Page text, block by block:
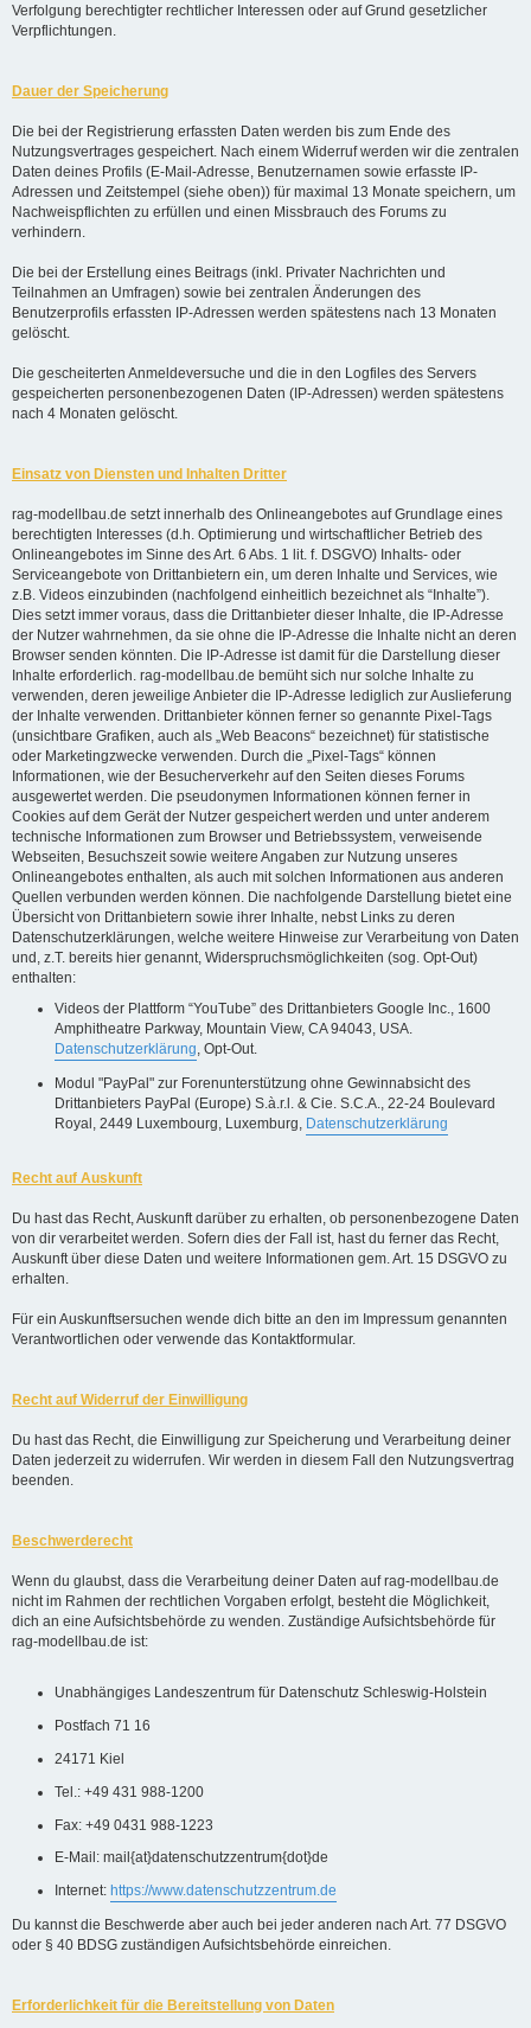
Verfolgung berechtigter rechtlicher Interessen oder auf Grund gesetzlicher
Verpflichtungen.
Dauer der Speicherung
Die bei der Registrierung erfassten Daten werden bis zum Ende des
Nutzungsvertrages gespeichert. Nach einem Widerruf werden wir die zentralen
Daten deines Profils (E-Mail-Adresse, Benutzernamen sowie erfasste IP-
Adressen und Zeitstempel (siehe oben)) für maximal 13 Monate speichern, um
Nachweispflichten zu erfüllen und einen Missbrauch des Forums zu
verhindern.
Die bei der Erstellung eines Beitrags (inkl. Privater Nachrichten und
Teilnahmen an Umfragen) sowie bei zentralen Änderungen des
Benutzerprofils erfassten IP-Adressen werden spätestens nach 13 Monaten
gelöscht.
Die gescheiterten Anmeldeversuche und die in den Logfiles des Servers
gespeicherten personenbezogenen Daten (IP-Adressen) werden spätestens
nach 4 Monaten gelöscht.
Einsatz von Diensten und Inhalten Dritter
rag-modellbau.de setzt innerhalb des Onlineangebotes auf Grundlage eines
berechtigten Interesses (d.h. Optimierung und wirtschaftlicher Betrieb des
Onlineangebotes im Sinne des Art. 6 Abs. 1 lit. f. DSGVO) Inhalts- oder
Serviceangebote von Drittanbietern ein, um deren Inhalte und Services, wie
z.B. Videos einzubinden (nachfolgend einheitlich bezeichnet als “Inhalte”).
Dies setzt immer voraus, dass die Drittanbieter dieser Inhalte, die IP-Adresse
der Nutzer wahrnehmen, da sie ohne die IP-Adresse die Inhalte nicht an deren
Browser senden könnten. Die IP-Adresse ist damit für die Darstellung dieser
Inhalte erforderlich. rag-modellbau.de bemüht sich nur solche Inhalte zu
verwenden, deren jeweilige Anbieter die IP-Adresse lediglich zur Auslieferung
der Inhalte verwenden. Drittanbieter können ferner so genannte Pixel-Tags
(unsichtbare Grafiken, auch als „Web Beacons“ bezeichnet) für statistische
oder Marketingzwecke verwenden. Durch die „Pixel-Tags“ können
Informationen, wie der Besucherverkehr auf den Seiten dieses Forums
ausgewertet werden. Die pseudonymen Informationen können ferner in
Cookies auf dem Gerät der Nutzer gespeichert werden und unter anderem
technische Informationen zum Browser und Betriebssystem, verweisende
Webseiten, Besuchszeit sowie weitere Angaben zur Nutzung unseres
Onlineangebotes enthalten, als auch mit solchen Informationen aus anderen
Quellen verbunden werden können. Die nachfolgende Darstellung bietet eine
Übersicht von Drittanbietern sowie ihrer Inhalte, nebst Links zu deren
Datenschutzerklärungen, welche weitere Hinweise zur Verarbeitung von Daten
und, z.T. bereits hier genannt, Widerspruchsmöglichkeiten (sog. Opt-Out)
enthalten:
Videos der Plattform “YouTube” des Drittanbieters Google Inc., 1600
Amphitheatre Parkway, Mountain View, CA 94043, USA.
Datenschutzerklärung, Opt-Out.
Modul "PayPal" zur Forenunterstützung ohne Gewinnabsicht des
Drittanbieters PayPal (Europe) S.à.r.l. & Cie. S.C.A., 22-24 Boulevard
Royal, 2449 Luxembourg, Luxemburg, Datenschutzerklärung
Recht auf Auskunft
Du hast das Recht, Auskunft darüber zu erhalten, ob personenbezogene Daten
von dir verarbeitet werden. Sofern dies der Fall ist, hast du ferner das Recht,
Auskunft über diese Daten und weitere Informationen gem. Art. 15 DSGVO zu
erhalten.
Für ein Auskunftsersuchen wende dich bitte an den im Impressum genannten
Verantwortlichen oder verwende das Kontaktformular.
Recht auf Widerruf der Einwilligung
Du hast das Recht, die Einwilligung zur Speicherung und Verarbeitung deiner
Daten jederzeit zu widerrufen. Wir werden in diesem Fall den Nutzungsvertrag
beenden.
Beschwerderecht
Wenn du glaubst, dass die Verarbeitung deiner Daten auf rag-modellbau.de
nicht im Rahmen der rechtlichen Vorgaben erfolgt, besteht die Möglichkeit,
dich an eine Aufsichtsbehörde zu wenden. Zuständige Aufsichtsbehörde für
rag-modellbau.de ist:
Unabhängiges Landeszentrum für Datenschutz Schleswig-Holstein
Postfach 71 16
24171 Kiel
Tel.: +49 431 988-1200
Fax: +49 0431 988-1223
E-Mail: mail{at}datenschutzzentrum{dot}de
Internet: https://www.datenschutzzentrum.de
Du kannst die Beschwerde aber auch bei jeder anderen nach Art. 77 DSGVO
oder § 40 BDSG zuständigen Aufsichtsbehörde einreichen.
Erforderlichkeit für die Bereitstellung von Daten